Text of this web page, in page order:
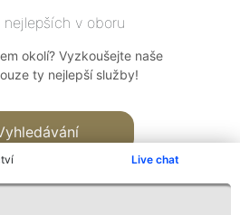
Live chat
v oboru
okolí? Vyzkoušejte naše
ty nejlepší služby!